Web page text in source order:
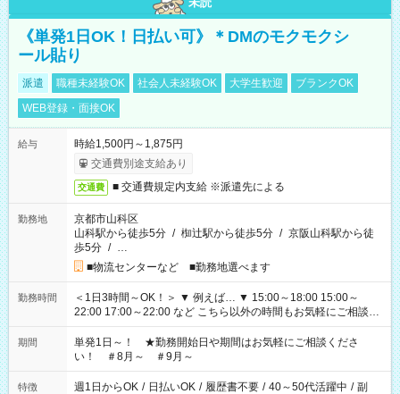
《単発1日OK！日払い可》＊DMのモクモクシ
ール貼り
派遣 職種未経験OK 社会人未経験OK 大学生歓迎
ブランクOK
WEB登録・面接OK
給与
時給1,500円～1,875円
交通費別途支給あり
交通費 ■ 交通費規定内支給 ※派遣先による
勤務地
京都市山科区
山科駅から徒歩5分 / 椥辻駅から徒歩5分 / 京阪山科駅から徒
歩5分 / …
■物流センターなど ■勤務地選べます
勤務時間
＜1日3時間～OK！＞ ▼ 例えば… ▼ 15:00～18:00 15:00～
22:00 17:00～22:00 など こちら以外の時間もお気軽にご相談く
ださい！
期間
単発1日～！ ★勤務開始日や期間はお気軽にご相談くださ
い！ ＃8月～ ＃9月～
特徴 週1日からOK / 日払いOK / 履歴書不要 / 40～50代活躍中 / 副